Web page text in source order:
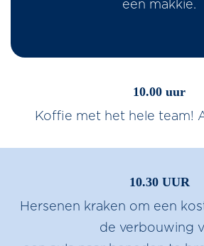
een makkie.
10.00 uur
Koffie met het hele team!
10.30 UUR
Hersenen kraken om een
de verbouwing